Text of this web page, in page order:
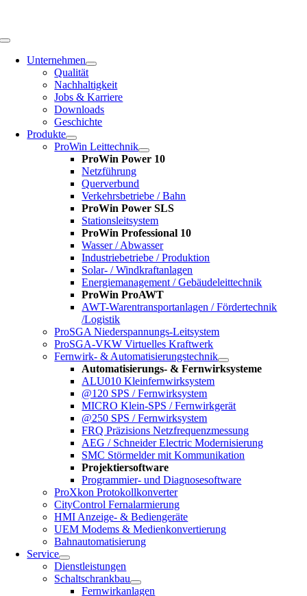
Toggle
NavigationUnternehmen
Qualität
Nachhaltigkeit
Jobs & Karriere
Downloads
Geschichte
Produkte
ProWin Leittechnik
ProWin Power 10
Netzführung
Querverbund
Verkehrsbetriebe / Bahn
ProWin Power SLS
Stationsleitsystem
ProWin Professional 10
Wasser / Abwasser
Industriebetriebe / Produktion
Solar- / Windkraftanlagen
Energiemanagement / Gebäudeleittechnik
ProWin ProAWT
AWT-Warentransportanlagen / Fördertechnik
/Logistik
ProSGA Niederspannungs-Leitsystem
ProSGA-VKW Virtuelles Kraftwerk
Fernwirk- & Automatisierungstechnik
Automatisierungs- & Fernwirksysteme
ALU010 Kleinfernwirksystem
@120 SPS / Fernwirksystem
MICRO Klein-SPS / Fernwirkgerät
@250 SPS / Fernwirksystem
FRQ Präzisions Netzfrequenzmessung
AEG / Schneider Electric Modernisierung
SMC Störmelder mit Kommunikation
Projektiersoftware
Programmier- und Diagnosesoftware
ProXkon Protokollkonverter
CityControl Fernalarmierung
HMI Anzeige- & Bediengeräte
UEM Modems & Medienkonvertierung
Bahnautomatisierung
Service
Dienstleistungen
Schaltschrankbau
Fernwirkanlagen